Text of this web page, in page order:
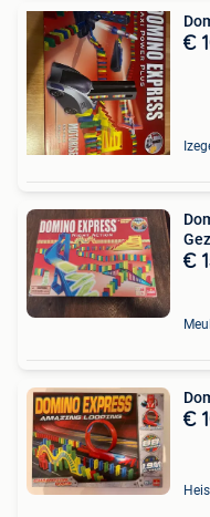
€
€
€